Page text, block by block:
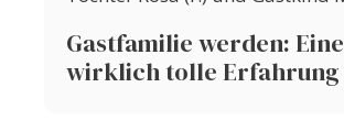
Gastfamilie werden: Eine
wirklich tolle Erfahrung